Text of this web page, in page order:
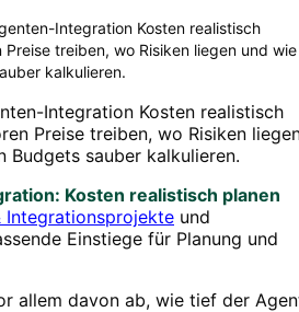
Integration Kosten realistisch
Preise treiben, wo Risiken liegen und wie
kalkulieren.
Integration Kosten realistisch
Preise treiben, wo Risiken
Budgets sauber kalkulieren.
Kosten realistisch planen
Integrationsprojekte und
Einstiege für Planung und
allem davon ab, wie tief der